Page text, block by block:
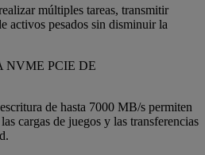
múltiples tareas, transmitir
activos pesados sin disminuir la
PCIE DE
de hasta 7000 MB/s permiten
cargas de juegos y las transferencias